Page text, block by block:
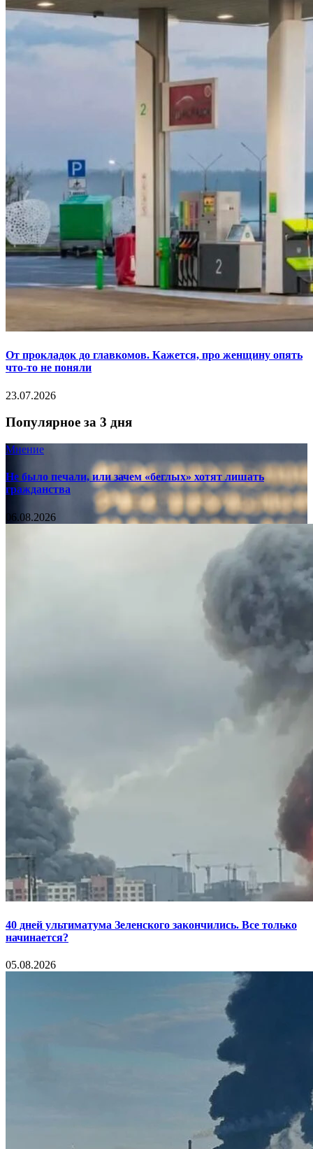
От прокладок до главкомов. Кажется, про женщину опять
что-то не поняли
23.07.2026
Популярное за 3 дня
Мнение
Не было печали, или зачем «беглых» хотят лишать
гражданства
06.08.2026
40 дней ультиматума Зеленского закончились. Все только
начинается?
05.08.2026